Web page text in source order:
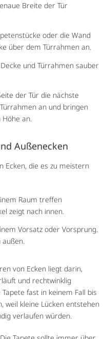
Breite der Tür
oder die Wand
über dem Türrahmen an.
und Türrahmen sauber
der Tür die nächste
an und bringen
an.
Außenecken
Ecken, die es zu meistern
Raum treffen
zeigt nach innen.
Vorsatz oder Vorsprung.
außen.
von Ecken liegt darin,
und rechtwinklig
fast in keinem Fall bis
weil kleine Lücken entstehen
verlaufen würden.